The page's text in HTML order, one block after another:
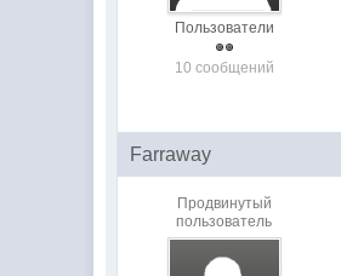
Пользователи
10 сообщений
Farraway
Продвинутый
пользователь